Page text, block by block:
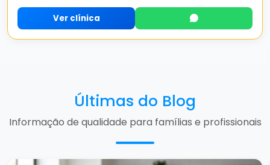
Ver clínica
Últimas do Blog
Informação de qualidade para famílias e profissionais